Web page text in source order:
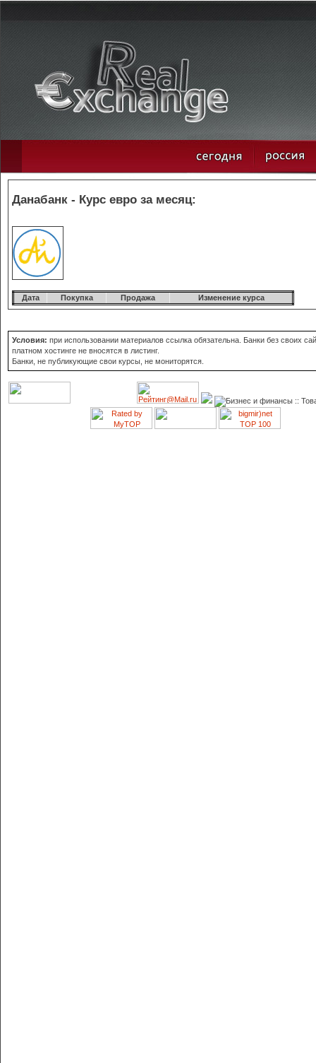
Данабанк - Курс евро за месяц:
Дата Покупка Продажа Изменение курса
Условия: при использовании материалов ссылка обязательна. Банки без своих
платном хостинге не вносятся в листинг.
Банки, не публикующие свои курсы, не мониторятся.